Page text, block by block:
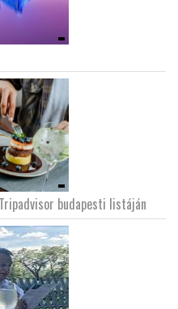
budapesti listáján